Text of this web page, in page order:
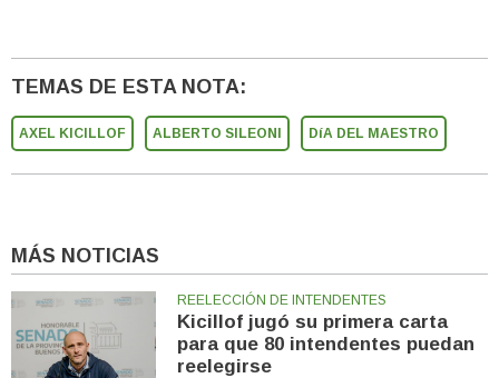
TEMAS DE ESTA NOTA:
AXEL KICILLOF ALBERTO SILEONI DíA DEL MAESTRO
MÁS NOTICIAS
REELECCIÓN DE INTENDENTES
Kicillof jugó su primera carta
para que 80 intendentes puedan
reelegirse